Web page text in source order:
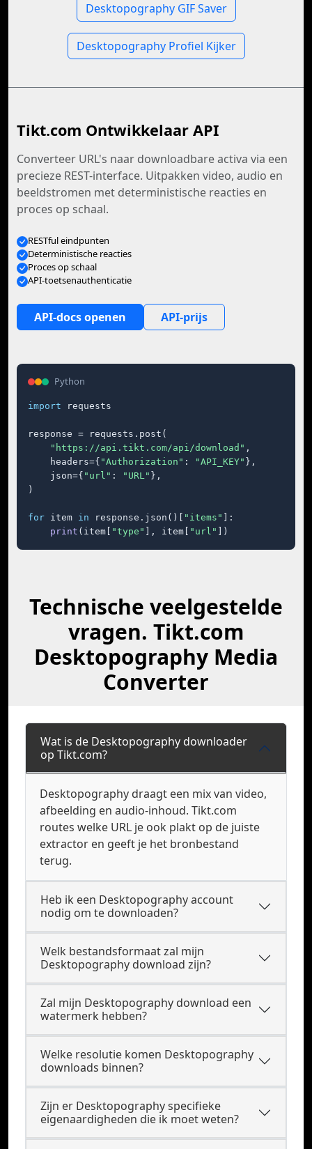
Desktopography GIF Saver
Desktopography Profiel Kijker
Tikt.com Ontwikkelaar API
Converteer URL's naar downloadbare activa via een
precieze REST-interface. Uitpakken video, audio en
beeldstromen met deterministische reacties en
proces op schaal.
RESTful eindpunten
Deterministische reacties
Proces op schaal
API-toetsenauthenticatie
API-docs openen API-prijs
Python
import requests
response = requests.post(
"https://api.tikt.com/api/download" ,
    headers={
"Authorization" : "API_KEY" },
    json={
"url" : "URL" },
)
for item in response.json()[ "items"
]:
print (item[ "type" ], item[ "url" ])
Technische veelgestelde
vragen. Tikt.com
Desktopography Media
Converter
Wat is de Desktopography downloader
op Tikt.com?
Desktopography draagt een mix van video,
afbeelding en audio-inhoud. Tikt.com
routes welke URL je ook plakt op de juiste
extractor en geeft je het bronbestand
terug.
Heb ik een Desktopography account
nodig om te downloaden?
Welk bestandsformaat zal mijn
Desktopography download zijn?
Zal mijn Desktopography download een
watermerk hebben?
Welke resolutie komen Desktopography
downloads binnen?
Zijn er Desktopography specifieke
eigenaardigheden die ik moet weten?